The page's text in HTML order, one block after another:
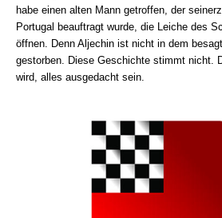
habe einen alten Mann getroffen, der
Portugal beauftragt wurde, die Leiche des
öffnen. Denn Aljechin ist nicht in dem
gestorben. Diese Geschichte stimmt nicht.
wird, alles ausgedacht sein.